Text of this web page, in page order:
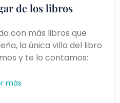
de los libros
con más libros que
la única villa del libro
y te lo contamos:
más